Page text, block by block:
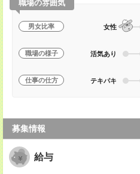
職場の雰囲気
男女比率 女性
職場の様子 活気あり
仕事の仕方 テキパキ
募集情報
給与